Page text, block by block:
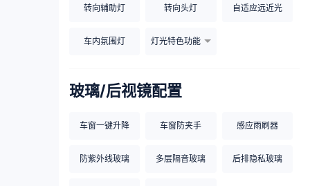
转向辅助灯 转向头灯 自适应远近光
车内氛围灯 灯光特色功能
玻璃/后视镜配置
车窗一键升降 车窗防夹手 感应雨刷器
防紫外线玻璃 多层隔音玻璃 后排隐私玻璃